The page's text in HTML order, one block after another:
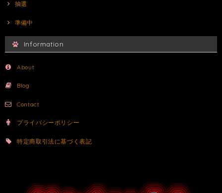
抽選
準備中
Information
About
Blog
Contact
プライバシーポリシー
特定商取引法に基づく表記